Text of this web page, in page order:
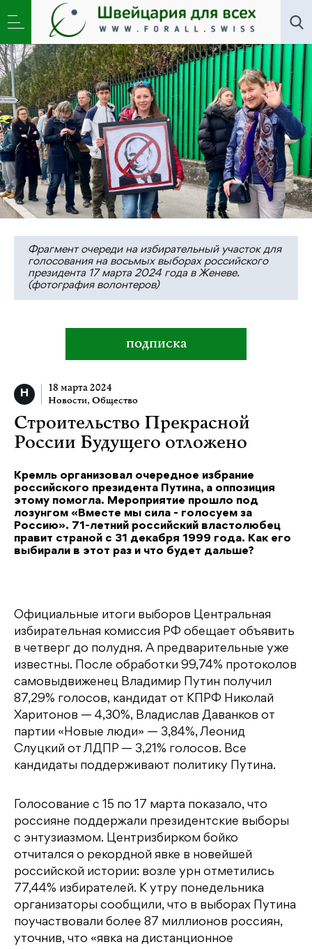
Новости ,Общество»Строительство Прекрасной
России Будущего отложено
Фрагмент очереди на избирательный участок для
голосования на восьмых выборах российского
президента 17 марта 2024 года в Женеве.
(фотография волонтеров)
подписка
18 марта 2024
Новости, Общество
Строительство Прекрасной
России Будущего отложено
Кремль организовал очередное избрание
российского президента Путина, а оппозиция
этому помогла. Мероприятие прошло под
лозунгом «Вместе мы сила - голосуем за
Россию». 71-летний российский властолюбец
правит страной с 31 декабря 1999 года. Как его
выбирали в этот раз и что будет дальше?
Официальные итоги выборов Центральная
избирательная комиссия РФ обещает объявить
в четверг до полудня. А предварительные уже
известны. После обработки 99,74% протоколов
самовыдвиженец Владимир Путин получил
87,29% голосов, кандидат от КПРФ Николай
Харитонов — 4,30%, Владислав Даванков от
партии «Новые люди» — 3,84%, Леонид
Слуцкий от ЛДПР — 3,21% голосов. Все
кандидаты поддерживают политику Путина.
Голосование с 15 по 17 марта показало, что
россияне поддержали президентские выборы
с энтузиазмом. Центризбирком бойко
отчитался о рекордной явке в новейшей
российской истории: возле урн отметились
77,44% избирателей. К утру понедельника
организаторы сообщили, что в выборах Путина
поучаствовали более 87 миллионов россиян,
уточнив, что «явка на дистанционное